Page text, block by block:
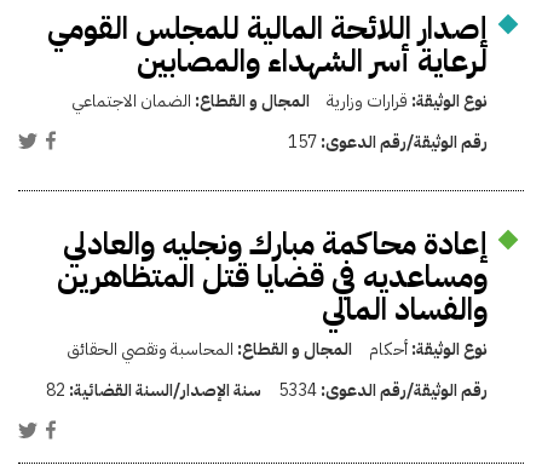
إصدار اللائحة المالية للمجلس القومي
لرعاية أسر الشهداء والمصابين
نوع الوثيقة: قرارات وزارية المجال و القطاع: الضمان الاجتماعي
رقم الوثيقة/رقم الدعوى:157
إعادة محاكمة مبارك ونجليه والعادلي
ومساعديه في قضايا قتل المتظاهرين
والفساد المالي
نوع الوثيقة:أحكام المجال و القطاع: المحاسبة وتقصي الحقائق
رقم الوثيقة/رقم الدعوى:5334 سنة الإصدار/السنة القضائية: 82